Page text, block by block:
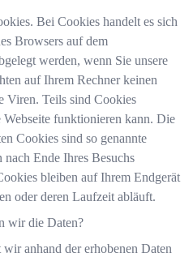
Bei Cookies handelt es sich
Browsers auf dem
werden, wenn Sie unsere
auf Ihrem Rechner keinen
Viren. Teils sind Cookies
funktionieren kann. Die
Cookies sind so genannte
nach Ende Ihres Besuchs
bleiben auf Ihrem Endgerät
oder deren Laufzeit abläuft.
wir die Daten?
anhand der erhobenen Daten